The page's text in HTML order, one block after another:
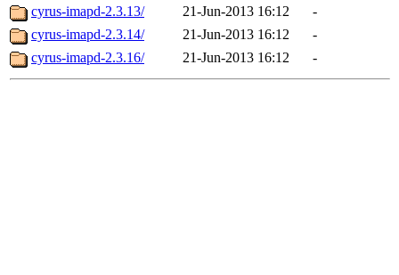
cyrus-imapd-2.3.13/
21-Jun-2013 16:12
-
cyrus-imapd-2.3.14/
21-Jun-2013 16:12
-
cyrus-imapd-2.3.16/
21-Jun-2013 16:12 -